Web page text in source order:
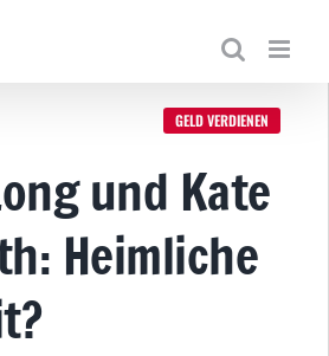
GELD VERDIENEN
und Kate
Heimliche